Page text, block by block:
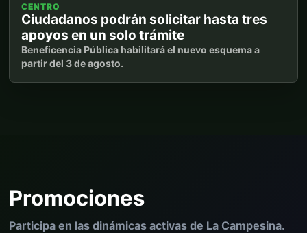
CENTRO
Ciudadanos podrán solicitar hasta tres
apoyos en un solo trámite
Beneficencia Pública habilitará el nuevo esquema a
partir del 3 de agosto.
Promociones
Participa en las dinámicas activas de La Campesina.